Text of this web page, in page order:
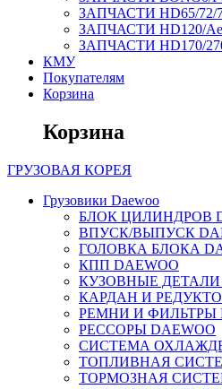
ЗАПЧАСТИ HD65/72/
ЗАПЧАСТИ HD120/
ЗАПЧАСТИ HD170/
КМУ
Покупателям
Корзина
Корзина
ГРУЗОВАЯ КОРЕЯ
Грузовики Daewoo
БЛОК ЦИЛИНДРОВ
ВПУСК/ВЫПУСК
ГОЛОВКА БЛОКА
КПП DAEWOO
КУЗОВНЫЕ ДЕТАЛИ
КАРДАН И
РЕМНИ И ФИЛЬТРЫ
РЕССОРЫ DAEWOO
СИСТЕМА
ТОПЛИВНАЯ
ТОРМОЗНАЯ